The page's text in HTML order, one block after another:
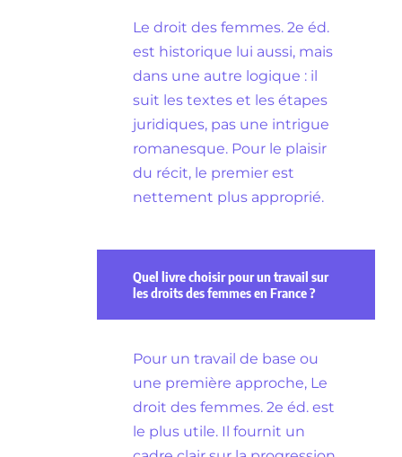
Le droit des femmes. 2e éd.
est historique lui aussi, mais
dans une autre logique : il
suit les textes et les étapes
juridiques, pas une intrigue
romanesque. Pour le plaisir
du récit, le premier est
nettement plus approprié.
Quel livre choisir pour un travail sur
les droits des femmes en France ?
Pour un travail de base ou
une première approche, Le
droit des femmes. 2e éd. est
le plus utile. Il fournit un